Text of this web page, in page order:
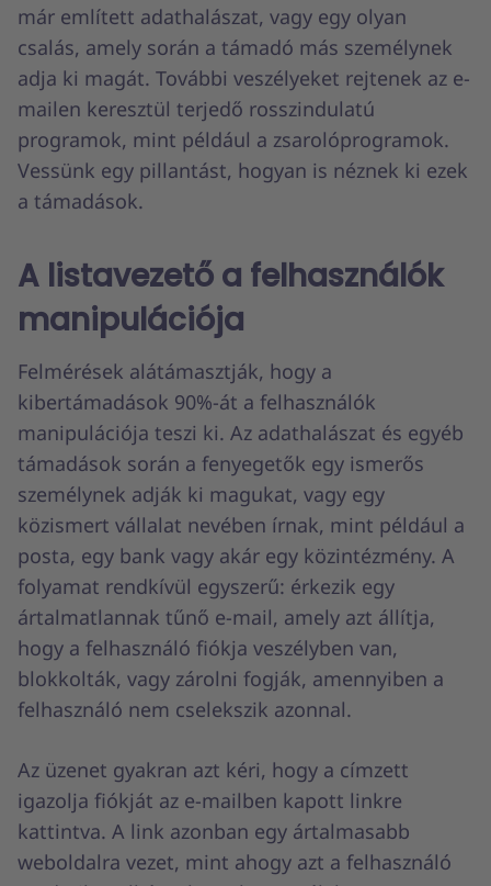
már említett adathalászat, vagy egy olyan
csalás, amely során a támadó más személynek
adja ki magát. További veszélyeket rejtenek az e-
mailen keresztül terjedő rosszindulatú
programok, mint például a zsarolóprogramok.
Vessünk egy pillantást, hogyan is néznek ki ezek
a támadások.
A listavezető a felhasználók
manipulációja
Felmérések alátámasztják, hogy a
kibertámadások 90%-át a felhasználók
manipulációja teszi ki. Az adathalászat és egyéb
támadások során a fenyegetők egy ismerős
személynek adják ki magukat, vagy egy
közismert vállalat nevében írnak, mint például a
posta, egy bank vagy akár egy közintézmény. A
folyamat rendkívül egyszerű: érkezik egy
ártalmatlannak tűnő e-mail, amely azt állítja,
hogy a felhasználó fiókja veszélyben van,
blokkolták, vagy zárolni fogják, amennyiben a
felhasználó nem cselekszik azonnal.
Az üzenet gyakran azt kéri, hogy a címzett
igazolja fiókját az e-mailben kapott linkre
kattintva. A link azonban egy ártalmasabb
weboldalra vezet, mint ahogy azt a felhasználó